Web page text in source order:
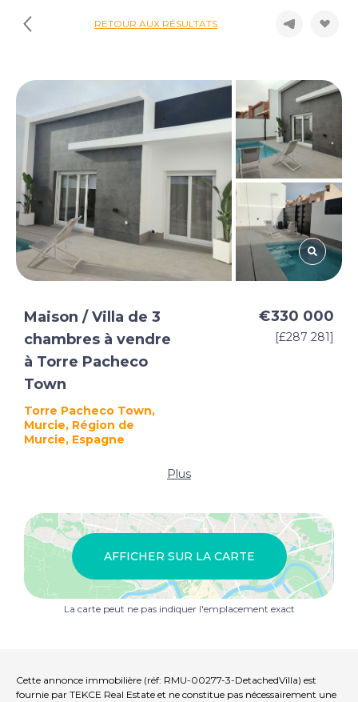
RETOUR AUX RÉSULTATS
Maison / Villa de 3
chambres à vendre
à Torre Pacheco
Town
Torre Pacheco Town,
Murcie, Région de
Murcie, Espagne
€330 000
[£287 281]
Plus
AFFICHER SUR LA CARTE
La carte peut ne pas indiquer l'emplacement exact
Cette annonce immobilière (réf: RMU-00277-3-DetachedVilla) est
fournie par TEKCE Real Estate et ne constitue pas nécessairement une